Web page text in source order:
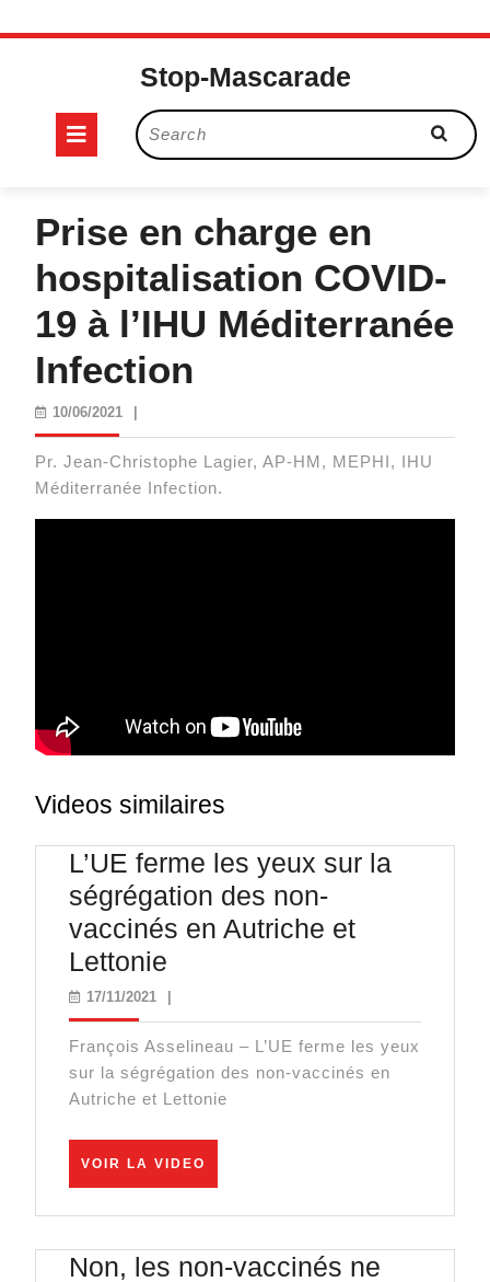
Skip
Stop-Mascarade
Open
Search
for:
Prise en charge en
hospitalisation COVID-
19 à l’IHU Méditerranée
Infection
10/06/202110/06/2021
Pr. Jean-Christophe Lagier, AP-HM, MEPHI, IHU
Méditerranée Infection.
Videos similaires
L’UE ferme les yeux sur la
ségrégation des non-
vaccinés en Autriche et
Lettonie
ferme
les
yeux
sur
ségrégation
des
non-
vaccinés
17/11/202117/11/2021
François Asselineau – L’UE ferme les yeux
sur la ségrégation des non-vaccinés en
Autriche et Lettonie
VOIR LA VIDEO
Non, les non-vaccinés ne